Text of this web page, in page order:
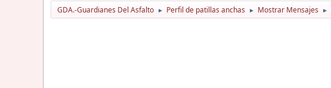
GDA.-Guardianes Del Asfalto ► Perfil de patillas anchas ► Mostrar Mensajes ►